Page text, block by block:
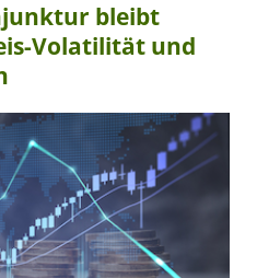
bleibt
Volatilität und